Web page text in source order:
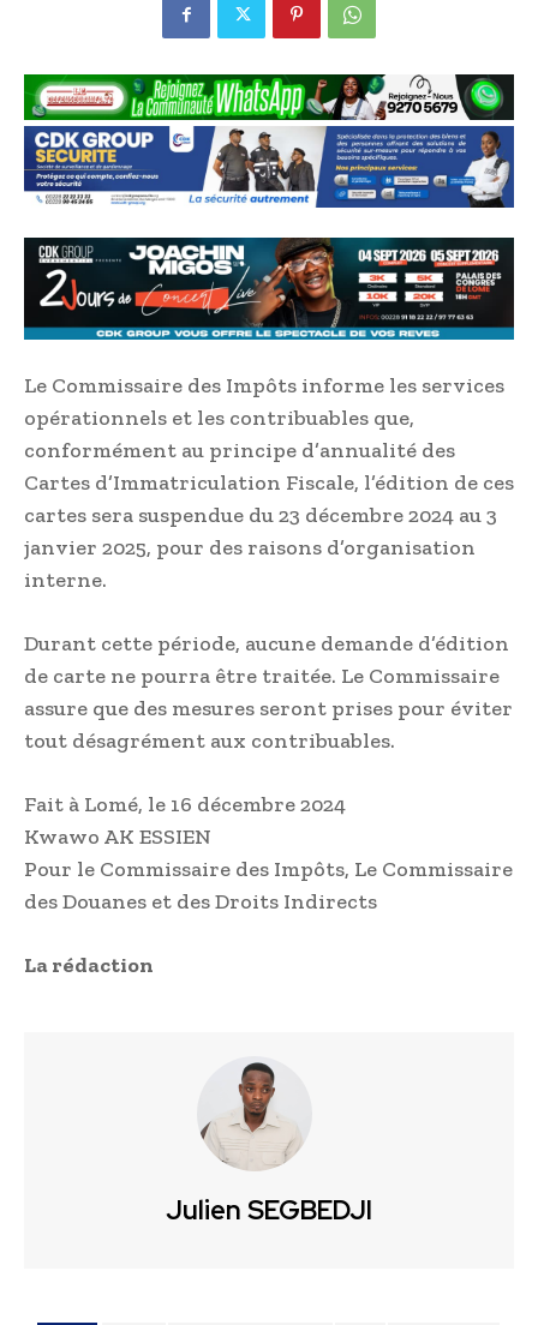
Le Commissaire des Impôts informe les services
opérationnels et les contribuables que,
conformément au principe d’annualité des
Cartes d’Immatriculation Fiscale, l’édition de ces
cartes sera suspendue du 23 décembre 2024 au 3
janvier 2025, pour des raisons d’organisation
interne.
Durant cette période, aucune demande d’édition
de carte ne pourra être traitée. Le Commissaire
assure que des mesures seront prises pour éviter
tout désagrément aux contribuables.
Fait à Lomé, le 16 décembre 2024
Kwawo AK ESSIEN
Pour le Commissaire des Impôts, Le Commissaire
des Douanes et des Droits Indirects
La rédaction
Julien SEGBEDJI